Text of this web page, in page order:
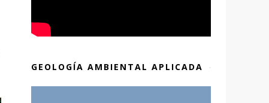
GEOLOGÍA AMBIENTAL APLICADA